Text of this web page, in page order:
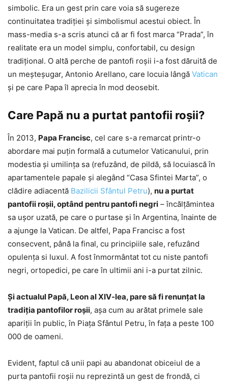
simbolic. Era un gest prin care voia să sugereze
continuitatea tradiţiei şi simbolismul acestui obiect. În
mass-media s-a scris atunci că ar fi fost marca “Prada”, în
realitate era un model simplu, confortabil, cu design
tradiţional. O altă perche de pantofi roşii i-a fost dăruită de
un meşteşugar, Antonio Arellano, care locuia lângă Vatican
şi pe care Papa îl aprecia în mod deosebit.
Care Papă nu a purtat pantofii roşii?
În 2013, Papa Francisc, cel care s-a remarcat printr-o
abordare mai puţin formală a cutumelor Vaticanului, prin
modestia şi umilinţa sa (refuzând, de pildă, să locuiască în
apartamentele papale şi alegând “Casa Sfintei Marta”, o
clădire adiacentă Bazilicii Sfântul Petru), nu a purtat
pantofii roşii, optând pentru pantofi negri – încălţămintea
sa uşor uzată, pe care o purtase şi în Argentina, înainte de
a ajunge la Vatican. De altfel, Papa Francisc a fost
consecvent, până la final, cu principiile sale, refuzând
opulenţa si luxul. A fost înmormântat tot cu niste pantofi
negri, ortopedici, pe care în ultimii ani i-a purtat zilnic.
Şi actualul Papă, Leon al XIV-lea, pare să fi renunţat la
tradiţia pantofilor roşii, aşa cum au arătat primele sale
apariţii în public, în Piaţa Sfântul Petru, în faţa a peste 100
000 de oameni.
Evident, faptul că unii papi au abandonat obiceiul de a
purta pantofii roşii nu reprezintă un gest de frondă, ci